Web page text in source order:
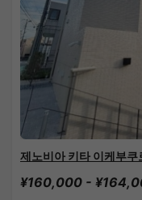
제노비아 키타 이케부쿠
¥160,000 -